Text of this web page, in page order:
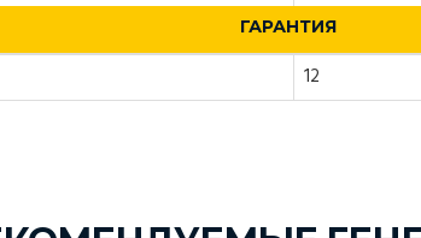
ГАРАНТИЯ
12